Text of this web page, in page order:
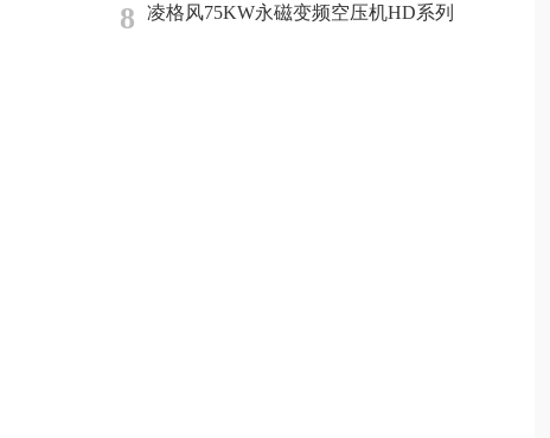
8 凌格风75KW永磁变频空压机HD系列